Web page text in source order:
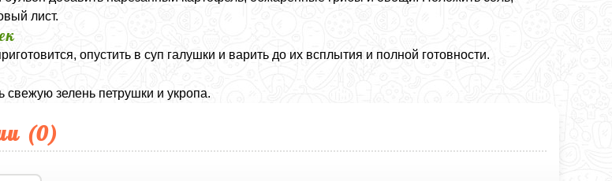
лист.
опустить в суп галушки и варить до их всплытия и полной готовности.
свежую зелень петрушки и укропа.
(0)